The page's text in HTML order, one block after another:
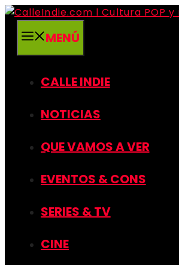
Saltar
contenidoMENÚ
CALLE INDIE
NOTICIAS
QUE VAMOS A VER
EVENTOS & CONS
SERIES & TV
CINE